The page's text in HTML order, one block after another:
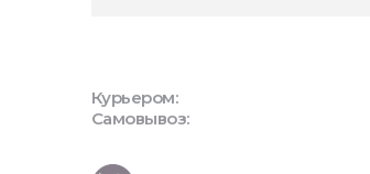
Курьером:
Самовывоз: